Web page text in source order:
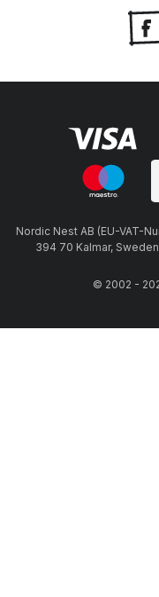
Nordic Nest AB (EU-VAT-
394 70 Kalmar,
© 2002 -